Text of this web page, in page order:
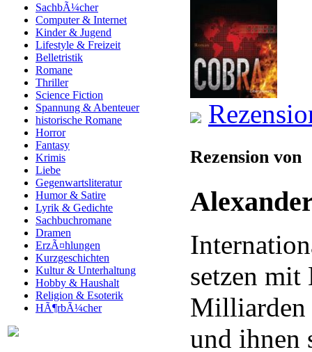
SachbÃ¼cher
Computer & Internet
Kinder & Jugend
Lifestyle & Freizeit
Belletristik
Romane
Thriller
Science Fiction
Spannung & Abenteuer
historische Romane
Horror
Fantasy
Krimis
Liebe
Gegenwartsliteratur
Humor & Satire
Lyrik & Gedichte
Sachbuchromane
Dramen
ErzÃ¤hlungen
Kurzgeschichten
Kultur & Unterhaltung
Hobby & Haushalt
Religion & Esoterik
HÃ¶rbÃ¼cher
Rezension von
setzen mit
Milliarden
und ihnen